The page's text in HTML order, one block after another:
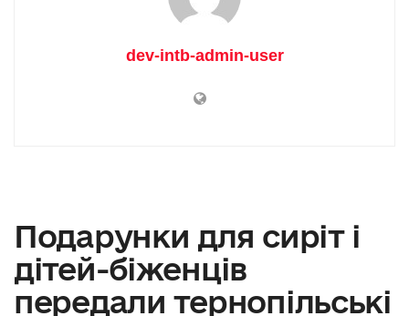
dev-intb-admin-user
Подарунки для сиріт і
дітей-біженців
передали тернопільські